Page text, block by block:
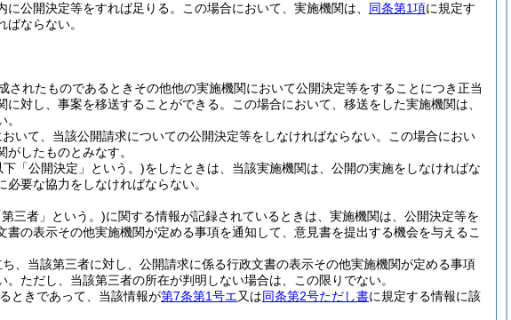
公開決定等をすれば足りる。
この場合において、実施機関は、 同条第1項に規定す
ならない。
れたものであるときその他他の実施機関において公開決定等をすることにつき正当
対し、事案を移送することができる。
この場合において、移送をした実施機関は、
いて、当該公開請求についての公開決定等をしなければならない。
この場合におい
したものとみなす。
下「公開決定」という。)をしたときは、当該実施機関は、公開の実施をしなければな
要な協力をしなければならない。
三者」という。)に関する情報が記録されているときは、実施機関は、公開決定等を
の表示その他実施機関が定める事項を通知して、意見書を提出する機会を与えるこ
、当該第三者に対し、公開請求に係る行政文書の表示その他実施機関が定める事項
ただし、当該第三者の所在が判明しない場合は、この限りでない。
ときであって、当該情報が第7条第1号エ又は同条第2号ただし書に規定する情報に該